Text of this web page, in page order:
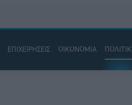
ΕΠΙΧΕΙΡΗΣΕΙΣ ΟΙΚΟΝΟΜΙΑ